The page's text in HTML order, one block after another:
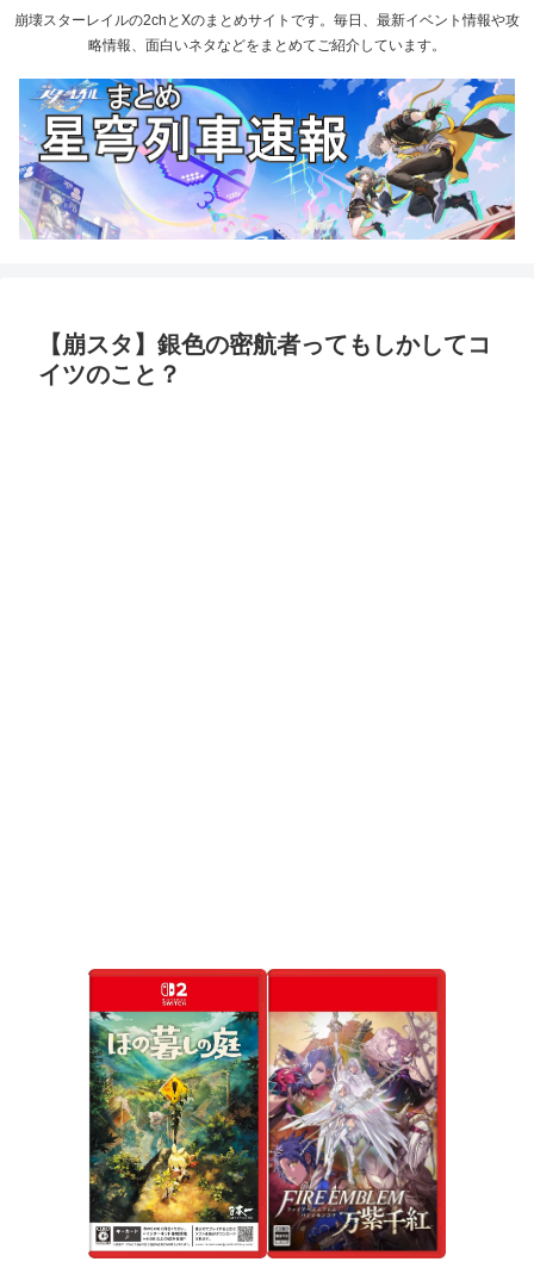
崩壊スターレイルの2chとXのまとめサイトです。毎日、最新イベント情報や攻
略情報、面白いネタなどをまとめてご紹介しています。
【崩スタ】銀色の密航者ってもしかしてコ
イツのこと？